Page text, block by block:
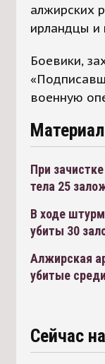
алжирских
ирландцы
Боевики,
военную
При
тела 25
В ходе
убиты 30
Алжирская
убитые
Сейчас